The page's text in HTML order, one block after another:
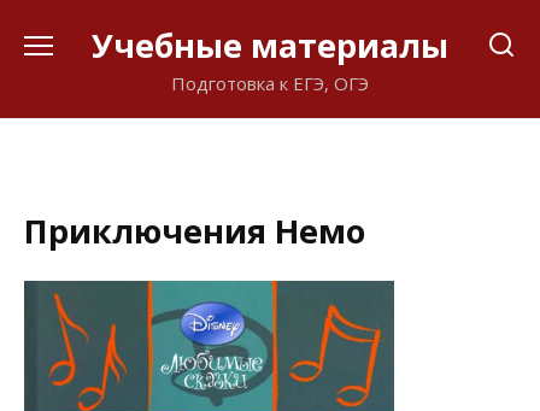
Учебные материалы
Подготовка к ЕГЭ, ОГЭ
Приключения Немо